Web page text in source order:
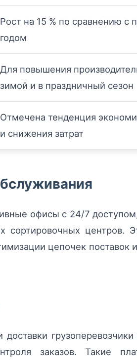
Рост на 15 % по сравнению с
годом
Для повышения
зимой и в праздничный сезон
Отмечена тенденция
и снижения затрат
офисы с 24/7
сортировочных центров.
цепочек поставок
заказов. Такие